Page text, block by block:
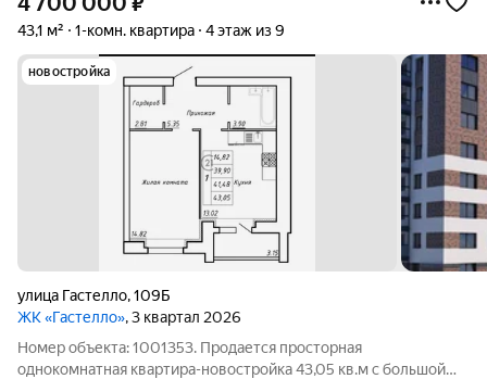
43,1 м² 1-комн. квартира 4 этаж из 9
новостройка
улица Гастелло,109Б
ЖК «Гастелло», 3 квартал 2026
Номер объекта: 1001353. Продается просторная
однокомнатная квартира-новостройка 43,05 кв.м с большой